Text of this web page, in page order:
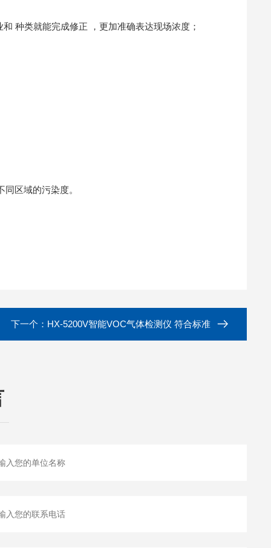
种类就能完成修正 ，更加准确表达现场浓度；
区域的污染度。
下一个： HX-5200V智能VOC气体检测仪 符合标准